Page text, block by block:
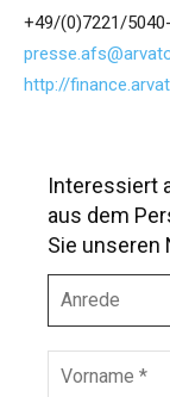
+49/(0)7221/
http://
Interessiert
aus dem
Sie unseren
r
e